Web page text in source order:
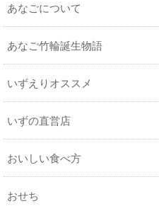
あなごについて
あなご竹輪誕生物語
いずえりオススメ
いずの直営店
おいしい食べ方
おせち